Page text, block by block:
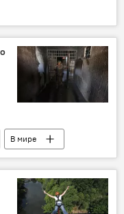
В мире
казнь